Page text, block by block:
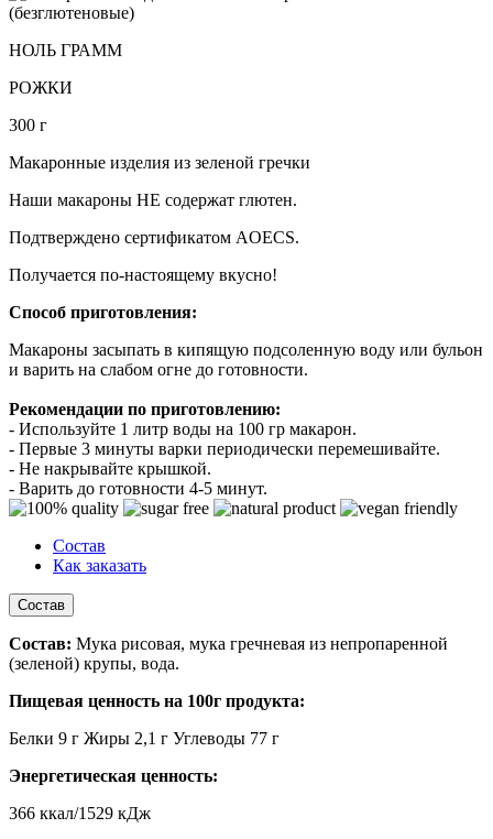
НОЛЬ ГРАММ
РОЖКИ
300 г
Макаронные изделия из зеленой гречки
Наши макароны НЕ содержат глютен.
Подтверждено сертификатом AOECS.
Получается по-настоящему вкусно!
Способ приготовления:
Макароны засыпать в кипящую подсоленную воду или бульон
и варить на слабом огне до готовности.
Рекомендации по приготовлению:
- Используйте 1 литр воды на 100 гр макарон.
- Первые 3 минуты варки периодически перемешивайте.
- Не накрывайте крышкой.
- Варить до готовности 4-5 минут.
Состав
Как заказать
Состав
Состав: Мука рисовая, мука гречневая из непропаренной
(зеленой) крупы, вода.
Пищевая ценность на 100г продукта:
Белки 9 г Жиры 2,1 г Углеводы 77 г
Энергетическая ценность:
366 ккал/1529 кДж